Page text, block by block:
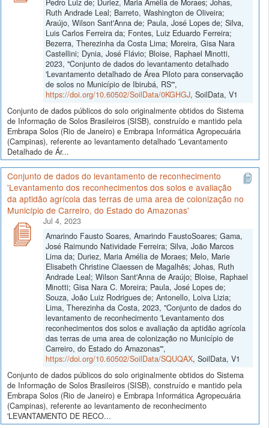
Pedro Luiz de; Duriez, Maria Amélia de Moraes; Johas,
Ruth Andrade Leal; Barreto, Washington de Oliveira;
Araújo, Wilson Sant'Anna de; Paula, José Lopes de; Silva,
Luis Carlos Ferreira da; Fontes, Luiz Eduardo Ferreira;
Bezerra, Therezinha da Costa Lima; Moreira, Gisa Nara
Castellini; Dynia, José Flávio; Bloise, Raphael Minotti,
2023, "Conjunto de dados do levantamento detalhado
'Levantamento detalhado de Área Piloto para conservação
de solos no Município de Ibirubá, RS'",
https://doi.org/10.60502/SoilData/0KGHGJ, SoilData, V1
Conjunto de dados públicos do solo originalmente obtidos do Sistema
de Informação de Solos Brasileiros (SISB), construído e mantido pela
Embrapa Solos (Rio de Janeiro) e Embrapa Informática Agropecuária
(Campinas), referente ao levantamento detalhado 'Levantamento
Detalhado de Ár...
Conjunto de dados do levantamento de reconhecimento
'Levantamento dos reconhecimentos dos solos e avaliação
da aptidão agrícola das terras de uma area de colonização no
Município de Carreiro, do Estado do Amazonas'
Jul 4, 2023
Amarindo Fausto Soares, Amarindo FaustoSoares; Gama,
José Raimundo Natividade Ferreira; Silva, João Marcos
Lima da; Duriez, Maria Amélia de Moraes; Melo, Marie
Elisabeth Christine Claessen de Magalhẽs; Johas, Ruth
Andrade Leal; Wilson Sant'Anna de Araújo; Bloise, Raphael
Minotti; Gisa Nara C. Moreira; Paula, José Lopes de;
Souza, João Luiz Rodrigues de; Antonello, Loiva Lizia;
Lima, Therezinha da Costa, 2023, "Conjunto de dados do
levantamento de reconhecimento 'Levantamento dos
reconhecimentos dos solos e avaliação da aptidão agrícola
das terras de uma area de colonização no Município de
Carreiro, do Estado do Amazonas'",
https://doi.org/10.60502/SoilData/SQUQAX, SoilData, V1
Conjunto de dados públicos do solo originalmente obtidos do Sistema
de Informação de Solos Brasileiros (SISB), construído e mantido pela
Embrapa Solos (Rio de Janeiro) e Embrapa Informática Agropecuária
(Campinas), referente ao levantamento de reconhecimento
'LEVANTAMENTO DE RECO...